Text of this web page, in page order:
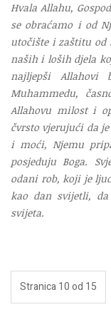
Hvala Allahu,
se obraćamo i od
utočište i zaštitu od
naših i loših djela
najljepši
Muhammedu,
Allahovu milost i
čvrsto vjerujući da
i moći, Njemu
posjeduju Boga.
odani rob, koji je
kao dan svijetli,
svijeta.
Stranica 10 od 15